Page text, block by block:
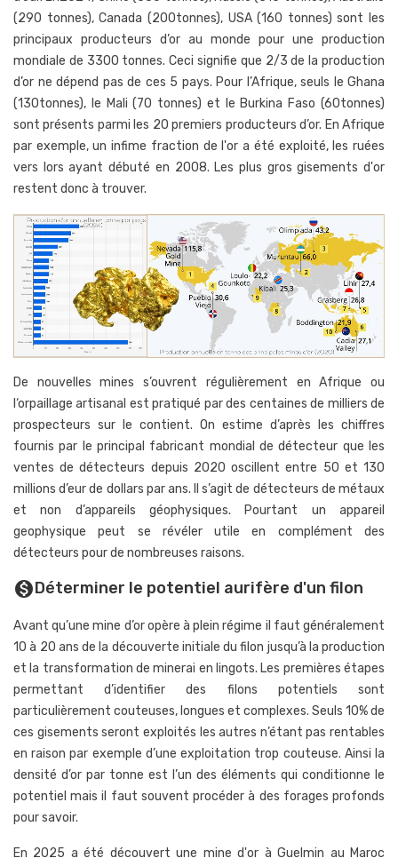
(290 tonnes), Canada (200tonnes), USA (160 tonnes) sont les
principaux producteurs d’or au monde pour une production
mondiale de 3300 tonnes. Ceci signifie que 2/3 de la production
d’or ne dépend pas de ces 5 pays. Pour l’Afrique, seuls le Ghana
(130tonnes), le Mali (70 tonnes) et le Burkina Faso (60tonnes)
sont présents parmi les 20 premiers producteurs d’or. En Afrique
par exemple, un infime fraction de l'or a été exploité, les ruées
vers lors ayant débuté en 2008. Les plus gros gisements d'or
restent donc à trouver.
De nouvelles mines s’ouvrent régulièrement en Afrique ou
l‘orpaillage artisanal est pratiqué par des centaines de milliers de
prospecteurs sur le contient. On estime d’après les chiffres
fournis par le principal fabricant mondial de détecteur que les
ventes de détecteurs depuis 2020 oscillent entre 50 et 130
millions d’eur de dollars par ans. Il s’agit de détecteurs de métaux
et non d’appareils géophysiques. Pourtant un appareil
geophysique peut se révéler utile en complément des
détecteurs pour de nombreuses raisons.
monetization_onDéterminer le potentiel aurifère d'un filon
Avant qu’une mine d’or opère à plein régime il faut généralement
10 à 20 ans de la découverte initiale du filon jusqu’à la production
et la transformation de minerai en lingots. Les premières étapes
permettant d’identifier des filons potentiels sont
particulièrement couteuses, longues et complexes. Seuls 10% de
ces gisements seront exploités les autres n’étant pas rentables
en raison par exemple d’une exploitation trop couteuse. Ainsi la
densité d’or par tonne est l’un des éléments qui conditionne le
potentiel mais il faut souvent procéder à des forages profonds
pour savoir.
En 2025 a été découvert une mine d'or à Guelmin au Maroc